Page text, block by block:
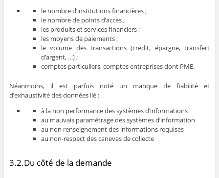
le nombre d’institutions financières ;
le nombre de points d’accès ;
les produits et services financiers ;
les moyens de paiements ;
le volume des transactions (crédit, épargne, transfert
d’argent, …) ;
comptes particuliers, comptes entreprises dont PME.
Néanmoins, il est parfois noté un manque de fiabilité et
d’exhaustivité des données lié :
à la non performance des systèmes d’informations
au mauvais paramétrage des systèmes d’information
au non renseignement des informations requises
au non-respect des canevas de collecte
3.2.Du côté de la demande